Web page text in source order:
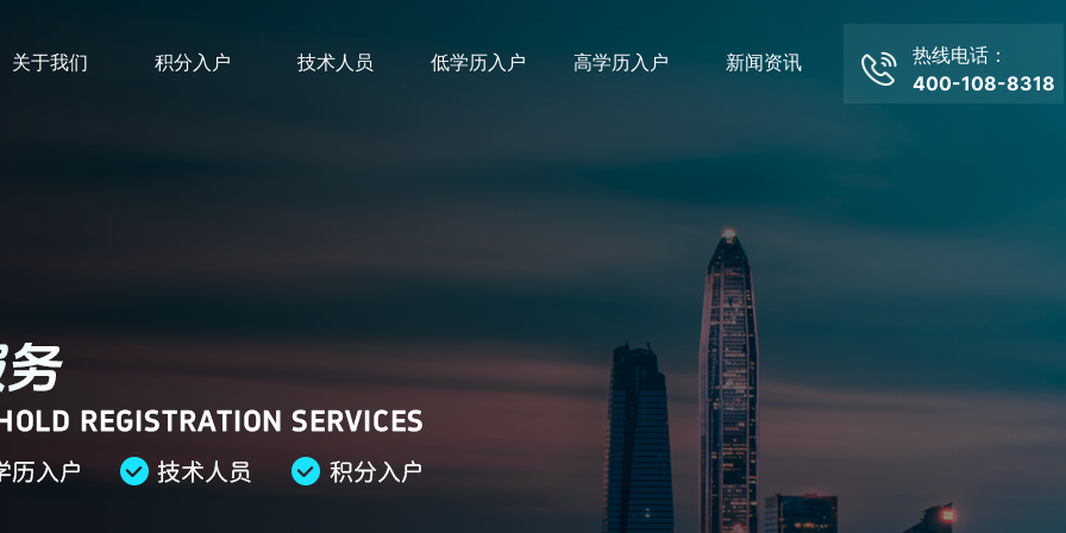
关于我们 积分入户 技术人员 低学历入户 高学历入户 新闻资讯
热线电话：
400-108-8318